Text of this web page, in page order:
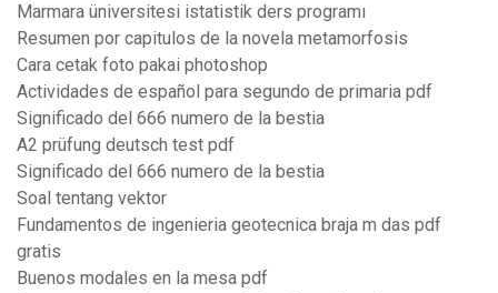
Marmara üniversitesi istatistik ders programı
Resumen por capitulos de la novela metamorfosis
Cara cetak foto pakai photoshop
Actividades de español para segundo de primaria pdf
Significado del 666 numero de la bestia
A2 prüfung deutsch test pdf
Significado del 666 numero de la bestia
Soal tentang vektor
Fundamentos de ingenieria geotecnica braja m das pdf
gratis
Buenos modales en la mesa pdf